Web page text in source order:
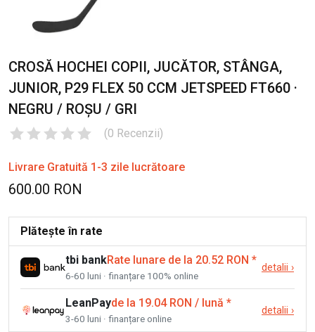
CROSĂ HOCHEI COPII, JUCĂTOR, STÂNGA,
JUNIOR, P29 FLEX 50 CCM JETSPEED FT660 ·
NEGRU / ROȘU / GRI
(0 Recenzii)
Livrare Gratuită 1-3 zile lucrătoare
600.00 RON
Plătește în rate
tbi bankRate lunare de la 20.52 RON *
6-60 luni · finanțare 100% online
detalii ›
LeanPayde la 19.04 RON / lună *
3-60 luni · finanțare online
detalii ›